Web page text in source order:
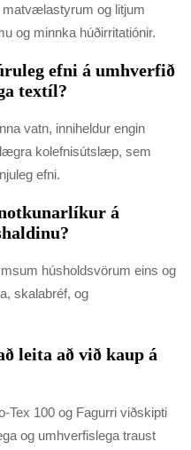
og litjum
og minnka húðirritatiónir.
efni á umhverfið
textíl?
vatn, inniheldur engin
kolefnisútslæp, sem
efni.
á
húsholdsvörum eins og
skalabréf, og
leita að við kaup á
Tex 100 og Fagurri viðskipti
og umhverfislega traust